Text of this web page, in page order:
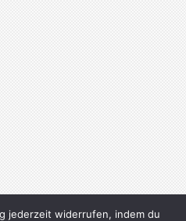
jederzeit widerrufen, indem du